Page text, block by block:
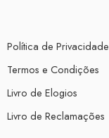
Política de Privacidade
Termos e Condições
Livro de Elogios
Livro de Reclamações